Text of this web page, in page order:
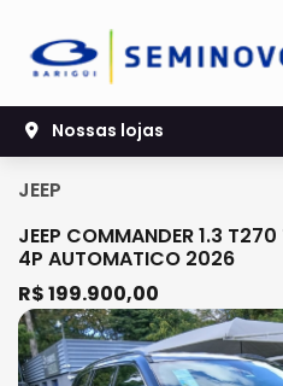
Nossas lojas
JEEP
JEEP COMMANDER 1.3
4P AUTOMATICO 2026
R$ 199.900,00